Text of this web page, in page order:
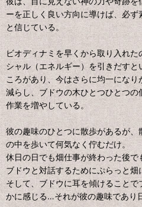
ーを正しく良い方向に導けば、必
と信じている。
ビオディナミを早くから取り入れ
シャル（エネルギー）を引きだす
ころがあり、今はさらに均一にな
減らし、ブドウの木ひとつひとつ
作業を増やしている。
彼の趣味のひとつに散歩があるが
の中を歩いて何気なく佇むだけ。
休日の日でも畑仕事が終わった後で
ブドウと対話するためにぷらっと畑
そして、ブドウに耳を傾けること
かに感じる…それが彼の趣味であり